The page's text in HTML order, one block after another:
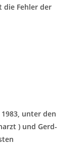
die Fehler der
unter den
) und Gerd-